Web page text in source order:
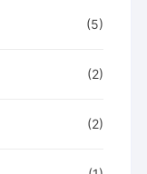
(5)
(2)
(2)